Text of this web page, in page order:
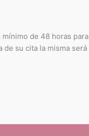
de 48 horas
su cita la misma